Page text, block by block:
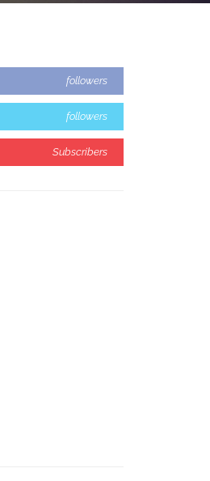
followers
followers
Subscribers